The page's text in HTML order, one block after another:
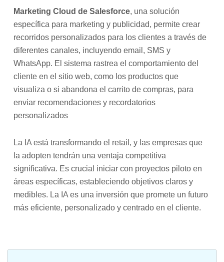
Marketing Cloud de Salesforce, una solución
específica para marketing y publicidad, permite crear
recorridos personalizados para los clientes a través de
diferentes canales, incluyendo email, SMS y
WhatsApp. El sistema rastrea el comportamiento del
cliente en el sitio web, como los productos que
visualiza o si abandona el carrito de compras, para
enviar recomendaciones y recordatorios
personalizados
La IA está transformando el retail, y las empresas que
la adopten tendrán una ventaja competitiva
significativa. Es crucial iniciar con proyectos piloto en
áreas específicas, estableciendo objetivos claros y
medibles. La IA es una inversión que promete un futuro
más eficiente, personalizado y centrado en el cliente.